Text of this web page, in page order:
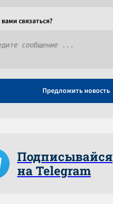
связаться?
Предложить новость
Подписывайся
на Telegram